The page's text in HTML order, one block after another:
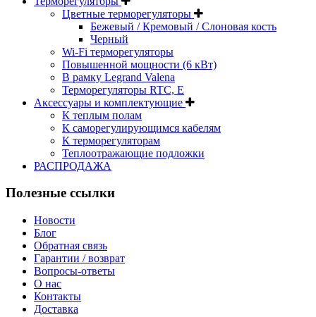
Цветные терморегуляторы
Бежевый / Кремовый / Слоновая кость
Черный
Wi-Fi терморегуляторы
Повышенной мощности (6 кВт)
В рамку Legrand Valena
Терморегуляторы RTC, Е
Aксессуары и комплектующие
К теплым полам
К саморегулирующимся кабелям
К терморегуляторам
Теплоотражающие подложки
РАСПРОДАЖА
Полезные ссылки
Новости
Блог
Обратная связь
Гарантии / возврат
Вопросы-ответы
О нас
Контакты
Доставка